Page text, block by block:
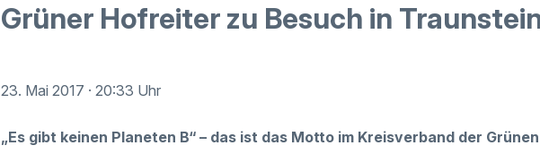
Grüner Hofreiter zu Besuch in
23. Mai 2017 · 20:33 Uhr
„Es gibt keinen Planeten B“ – das ist das Motto im Kreisverband der